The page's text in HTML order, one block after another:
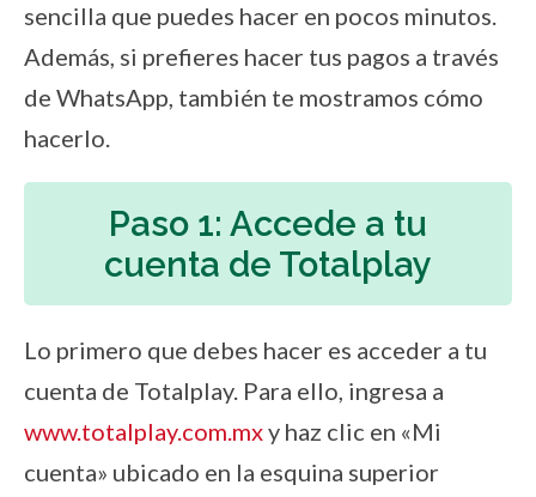
sencilla que puedes hacer en pocos minutos.
Además, si prefieres hacer tus pagos a través
de WhatsApp, también te mostramos cómo
hacerlo.
Paso 1: Accede a tu
cuenta de Totalplay
Lo primero que debes hacer es acceder a tu
cuenta de Totalplay. Para ello, ingresa a
www.totalplay.com.mxy haz clic en «Mi
cuenta» ubicado en la esquina superior